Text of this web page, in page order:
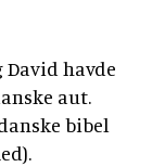
David havde
aut.
bibel